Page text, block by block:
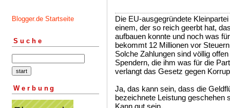
Blogger.de Startseite
Suche
Werbung
Die EU-ausgegründete
einem, der so reich geerbt hat,
aufbauen konnte und noch was
bekommt 12 Millionen vor
Solche Zahlungen sind völlig
Spendern, die ihm was für die
verlangt das Gesetz gegen
Ja, das kann sein, dass die
bezeichnete Leistung geschehen
Kann gut sein.